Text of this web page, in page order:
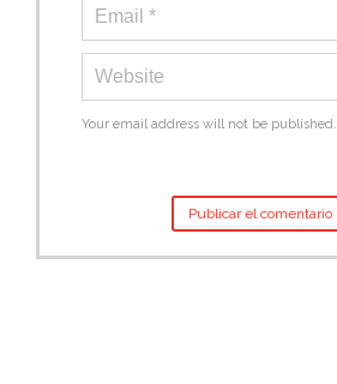
Your email address will not be published.